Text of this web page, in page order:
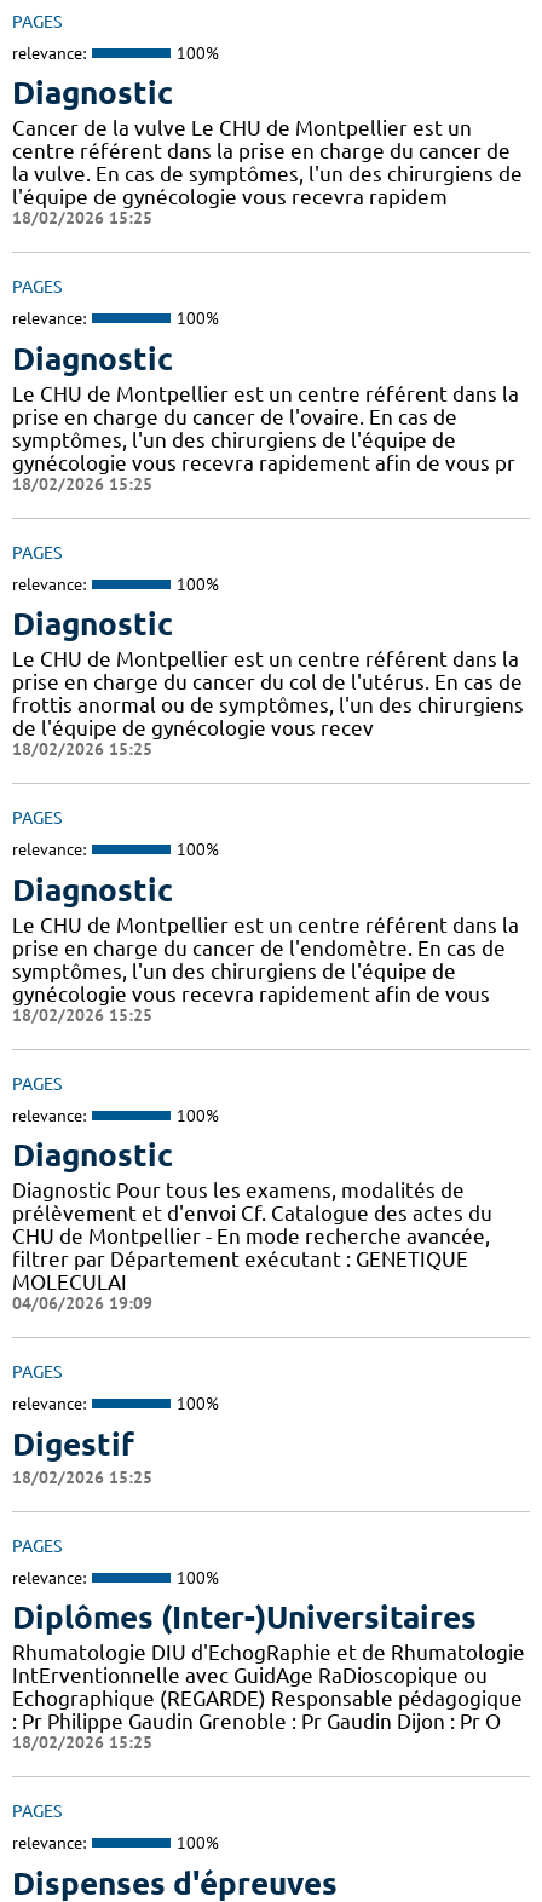
PAGES
relevance: 100%
Diagnostic
Cancer de la vulve Le CHU de Montpellier est un
centre référent dans la prise en charge du cancer de
la vulve. En cas de symptômes, l'un des chirurgiens de
l'équipe de gynécologie vous recevra rapidem
18/02/2026 15:25
PAGES
relevance: 100%
Diagnostic
Le CHU de Montpellier est un centre référent dans la
prise en charge du cancer de l'ovaire. En cas de
symptômes, l'un des chirurgiens de l'équipe de
gynécologie vous recevra rapidement afin de vous pr
18/02/2026 15:25
PAGES
relevance: 100%
Diagnostic
Le CHU de Montpellier est un centre référent dans la
prise en charge du cancer du col de l'utérus. En cas de
frottis anormal ou de symptômes, l'un des chirurgiens
de l'équipe de gynécologie vous recev
18/02/2026 15:25
PAGES
relevance: 100%
Diagnostic
Le CHU de Montpellier est un centre référent dans la
prise en charge du cancer de l'endomètre. En cas de
symptômes, l'un des chirurgiens de l'équipe de
gynécologie vous recevra rapidement afin de vous
18/02/2026 15:25
PAGES
relevance: 100%
Diagnostic
Diagnostic Pour tous les examens, modalités de
prélèvement et d'envoi Cf. Catalogue des actes du
CHU de Montpellier - En mode recherche avancée,
filtrer par Département exécutant : GENETIQUE
MOLECULAI
04/06/2026 19:09
PAGES
relevance: 100%
Digestif
18/02/2026 15:25
PAGES
relevance: 100%
Diplômes (Inter-)Universitaires
Rhumatologie DIU d'EchogRaphie et de Rhumatologie
IntErventionnelle avec GuidAge RaDioscopique ou
Echographique (REGARDE) Responsable pédagogique
: Pr Philippe Gaudin Grenoble : Pr Gaudin Dijon : Pr O
18/02/2026 15:25
PAGES
relevance: 100%
Dispenses d'épreuves